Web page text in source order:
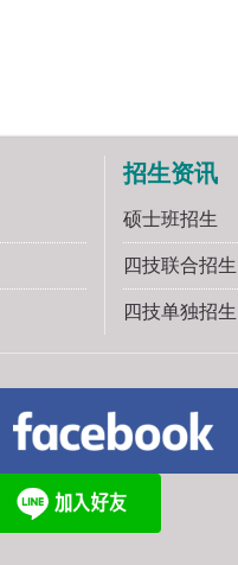
招生资讯
硕士班招生
四技联合招生
四技单独招生